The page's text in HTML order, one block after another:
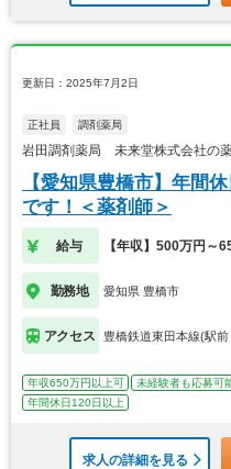
更新日：2025年7月2日
正社員 調剤薬局
岩田調剤薬局 未来堂株式会社の
【愛知県豊橋市】年間
です！＜薬剤師＞
給与 【年収】500万円
勤務地 愛知県 豊橋市
アクセス 豊橋鉄道東田本線(駅
年収650万円以上可 未経験者も応募可
年間休日120日以上
求人の詳細を見る